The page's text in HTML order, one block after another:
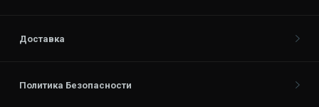
Доставка
Политика Безопасности